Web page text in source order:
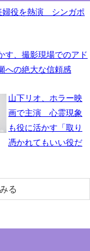
婦役を熱演 シンガポ
す、撮影現場でのアド
への絶大な信頼感
山下リオ、ホラー映
画で主演 心霊現象
も役に活かす「取り
憑かれてもいい役だ
る